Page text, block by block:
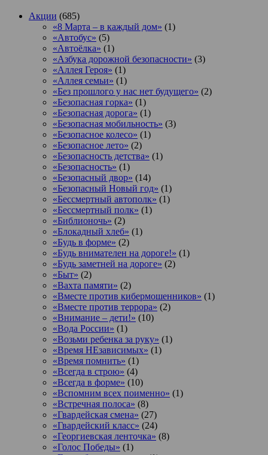
Акции (685)
«8 Марта – в каждый дом» (1)
«Автобус» (5)
«Автоёлка» (1)
«Азбука дорожной безопасности» (3)
«Аллея Героя» (1)
«Аллея семьи» (1)
«Без прошлого у нас нет будущего» (2)
«Безопасная горка» (1)
«Безопасная дорога» (1)
«Безопасная мобильность» (3)
«Безопасное колесо» (1)
«Безопасное лето» (2)
«Безопасность детства» (1)
«Безопасность» (1)
«Безопасный двор» (14)
«Безопасный Новый год» (1)
«Бессмертный автополк» (1)
«Бессмертный полк» (1)
«Библионочь» (2)
«Блокадный хлеб» (1)
«Будь в форме» (2)
«Будь внимателен на дороге!» (1)
«Будь заметней на дороге» (2)
«Быт» (2)
«Вахта памяти» (2)
«Вместе против кибермошенников» (1)
«Вместе против террора» (2)
«Внимание – дети!» (10)
«Вода России» (1)
«Возьми ребенка за руку» (1)
«Время НЕзависимых» (1)
«Время помнить» (1)
«Всегда в строю» (4)
«Всегда в форме» (10)
«Вспомним всех поименно» (1)
«Встречная полоса» (8)
«Гвардейская смена» (27)
«Гвардейский класс» (24)
«Георгиевская ленточка» (8)
«Голос Победы» (1)